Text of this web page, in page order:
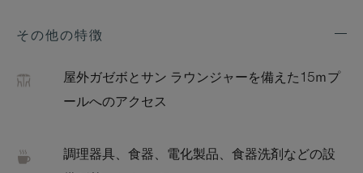
その他の特徴
屋外ガゼボとサン ラウンジャーを備えた15ｍプ
ールへのアクセス
調理器具、食器、電化製品、食器洗剤などの設